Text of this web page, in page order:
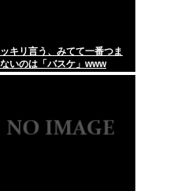
キリ言う、みてて一番つま
いのは「バスケ」www